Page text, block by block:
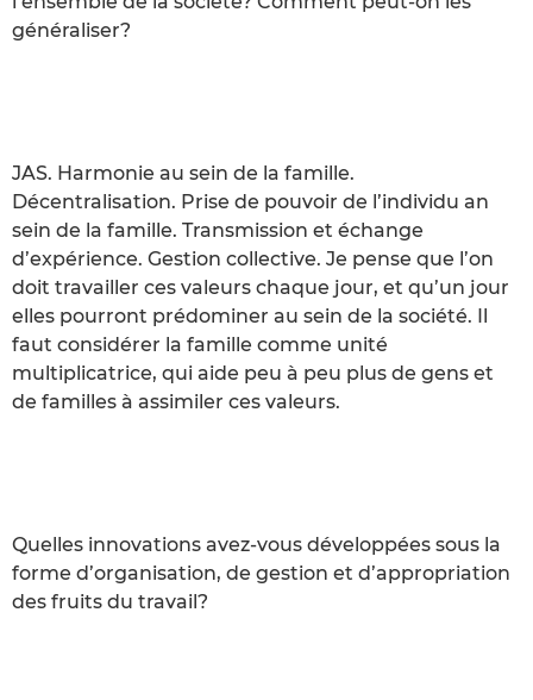
généraliser?
JAS. Harmonie au sein de la famille.
Décentralisation. Prise de pouvoir de l’individu an
sein de la famille. Transmission et échange
d’expérience. Gestion collective. Je pense que l’on
doit travailler ces valeurs chaque jour, et qu’un jour
elles pourront prédominer au sein de la société. Il
faut considérer la famille comme unité
multiplicatrice, qui aide peu à peu plus de gens et
de familles à assimiler ces valeurs.
Quelles innovations avez-vous développées sous la
forme d’organisation, de gestion et d’appropriation
des fruits du travail?